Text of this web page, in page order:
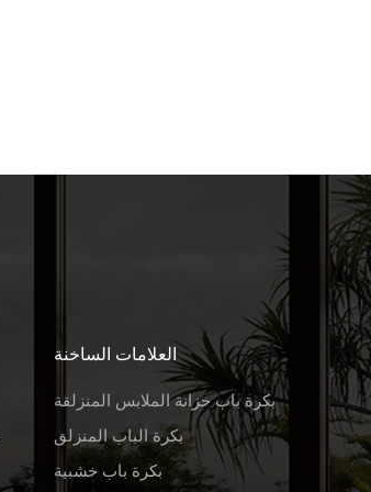
العلامات الساخنة
بكرة باب خزانة الملابس المنزلقة
بكرة الباب المنزلق
بكرة باب خشبية